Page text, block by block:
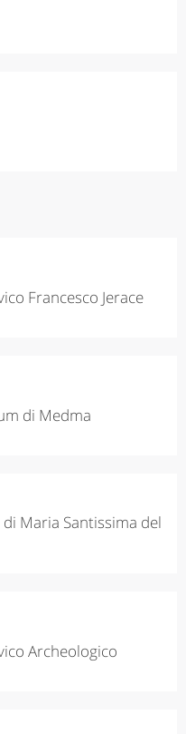
Francesco Jerace
di Medma
Maria Santissima del
Archeologico